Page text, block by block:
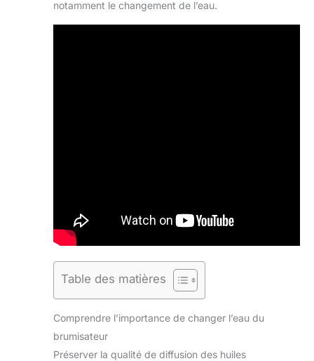
notamment le changement de l’eau.
Table des matières
Comprendre l’importance de changer l’eau du
brumisateur
Préserver la qualité de diffusion des huiles